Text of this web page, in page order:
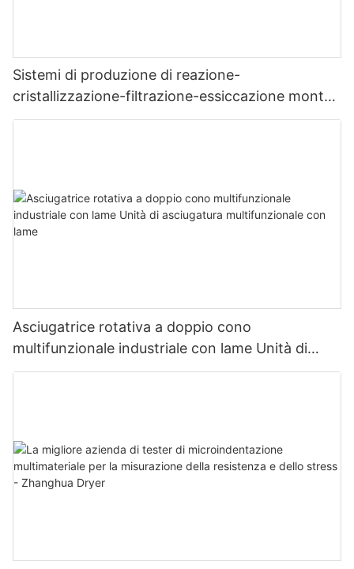
Sistemi di produzione di reazione-
cristallizzazione-filtrazione-essiccazione montati
su skid
Asciugatrice rotativa a doppio cono
multifunzionale industriale con lame Unità di
asciugatura multifunzionale con lame